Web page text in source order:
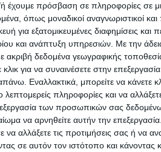
ή έχουμε πρόσβαση σε πληροφορίες σε
όπως μοναδικοί αναγνωριστικοί
για εξατομικευμένες διαφημίσεις και
και ανάπτυξη υπηρεσιών. Με την
ακριβή δεδομένα γεωγραφικής
για να συναινέσετε στην
Εναλλακτικά, μπορείτε να κάνετε
πληροφορίες και να
των προσωπικών σας
να αρνηθείτε αυτήν την
αλλάξετε τις προτιμήσεις σας ή να
σε αυτόν τον ιστότοπο και κάνοντας
Hd Color Σετ
7.34
Χρυσαφί
60ml
2,49 €
ΣΤΟ ΚΑΛΆΘΙ